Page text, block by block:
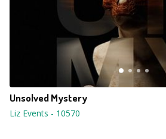
Unsolved Mystery
Liz Events - 10570